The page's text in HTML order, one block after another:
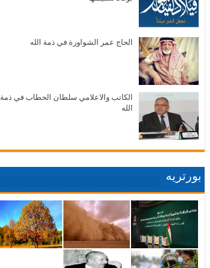
الحاج عمر الشواورة في ذمة الله
الكاتب والاعلامي سلطان الحطاب في ذمة
الله
بورتريه